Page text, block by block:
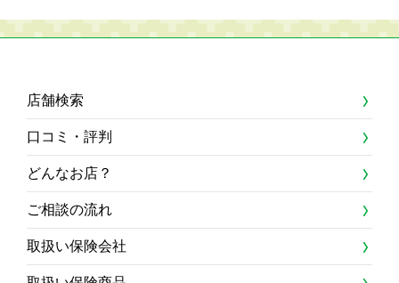
店舗検索
口コミ・評判
どんなお店？
ご相談の流れ
取扱い保険会社